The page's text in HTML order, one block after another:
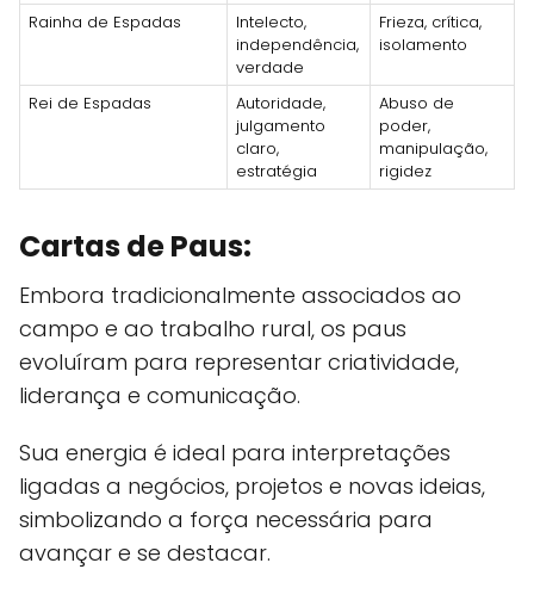
Rainha de Espadas
Intelecto,
independência,
verdade
Frieza, crítica,
isolamento
Rei de Espadas
Autoridade,
julgamento
claro,
estratégia
Abuso de
poder,
manipulação,
rigidez
Cartas de Paus:
Embora tradicionalmente associados ao
campo e ao trabalho rural, os paus
evoluíram para representar criatividade,
liderança e comunicação.
Sua energia é ideal para interpretações
ligadas a negócios, projetos e novas ideias,
simbolizando a força necessária para
avançar e se destacar.